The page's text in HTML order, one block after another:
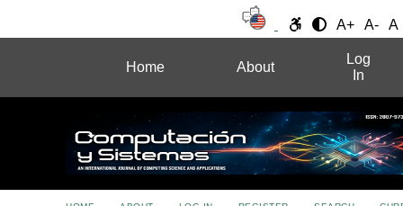
A+ A- A
Home About
Log
In